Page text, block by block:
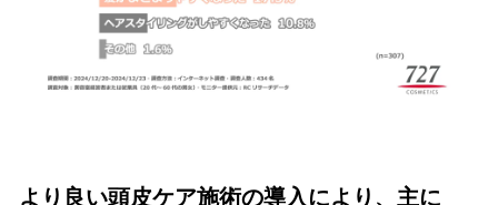
より良い頭皮ケア施術の導入により、主に